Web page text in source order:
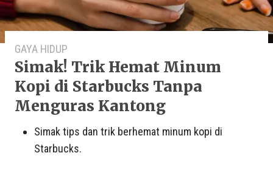
GAYA HIDUP
Simak! Trik Hemat Minum
Kopi di Starbucks Tanpa
Menguras Kantong
Simak tips dan trik berhemat minum kopi di
Starbucks.